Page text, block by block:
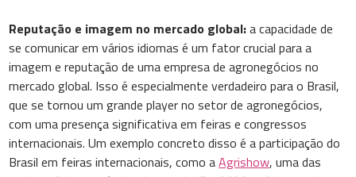
Reputação e imagem no mercado global:a capacidade de
se comunicar em vários idiomas é um fator crucial para a
imagem e reputação de uma empresa de agronegócios no
mercado global. Isso é especialmente verdadeiro para o Brasil,
que se tornou um grande player no setor de agronegócios,
com uma presença significativa em feiras e congressos
internacionais. Um exemplo concreto disso é a participação do
Brasil em feiras internacionais, como aAgrishow, uma das